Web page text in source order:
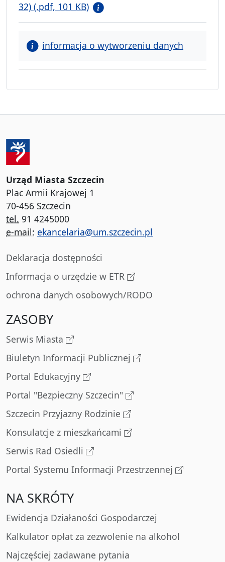
32) (.pdf, 101 KB)
informacja o wytworzeniu danych
Urząd Miasta Szczecin
Plac Armii Krajowej 1
70-456 Szczecin
tel. 91 4245000
e-mail: ekancelaria@um.szczecin.pl
Deklaracja dostępności
Informacja o urzędzie w ETR
ochrona danych osobowych/RODO
ZASOBY
Serwis Miasta
Biuletyn Informacji Publicznej
Portal Edukacyjny
Portal "Bezpieczny Szczecin"
Szczecin Przyjazny Rodzinie
Konsulatcje z mieszkańcami
Serwis Rad Osiedli
Portal Systemu Informacji Przestrzennej
NA SKRÓTY
Ewidencja Działaności Gospodarczej
Kalkulator opłat za zezwolenie na alkohol
Najczęściej zadawane pytania